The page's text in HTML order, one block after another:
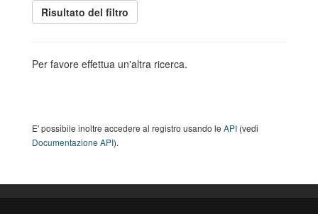
Risultato del filtro
Per favore effettua un'altra ricerca.
E' possibile inoltre accedere al registro usando le API (vedi
Documentazione API).